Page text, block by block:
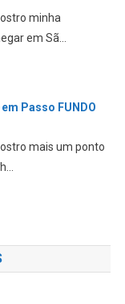
minha
em Sã...
Passo FUNDO
mais um ponto